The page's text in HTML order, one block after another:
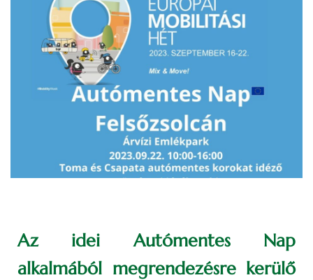
Az idei Autómentes Nap
alkalmából megrendezésre kerülő